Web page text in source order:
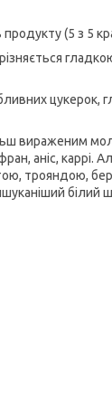
(5 з 5
цукерок,
вираженим
аніс, каррі.
трояндою,